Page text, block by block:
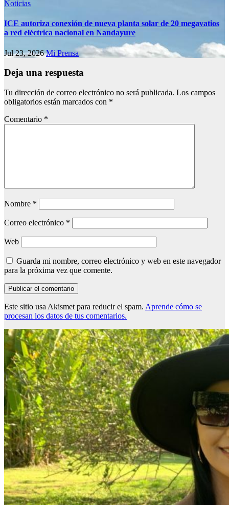
Noticias
ICE autoriza conexión de nueva planta solar de 20 megavatios
a red eléctrica nacional en Nandayure
Jul 23, 2026Mi Prensa
Deja una respuesta
Tu dirección de correo electrónico no será publicada. Los campos
obligatorios están marcados con *
Comentario *
Nombre *
Correo electrónico *
Web
Guarda mi nombre, correo electrónico y web en este navegador
para la próxima vez que comente.
Este sitio usa Akismet para reducir el spam. Aprende cómo se
procesan los datos de tus comentarios.